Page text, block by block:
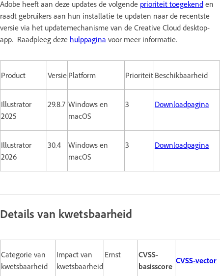
Adobe heeft aan deze updates de volgende prioriteit toegekend en
raadt gebruikers aan hun installatie te updaten naar de recentste
versie via het updatemechanisme van de Creative Cloud desktop-
app. Raadpleeg deze hulppagina voor meer informatie.
Product Versie Platform Prioriteit Beschikbaarheid
Illustrator
2025
29.8.7 Windows en
macOS
3 Downloadpagina
Illustrator
2026
30.4
Windows en
macOS
3 Downloadpagina
Details van kwetsbaarheid
Categorie van
kwetsbaarheid
Impact van
kwetsbaarheid
Ernst
CVSS-
basisscore
CVSS-vector